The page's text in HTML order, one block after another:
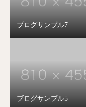
ブログサンプル7
ブログサンプル5